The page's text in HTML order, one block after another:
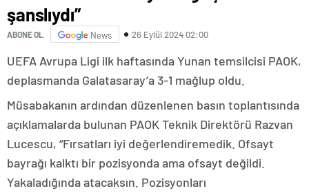
şanslıydı”
ABONE OL News 26 Eylül 2024 02:00
UEFA Avrupa Ligi ilk haftasında Yunan temsilcisi PAOK,
deplasmanda Galatasaray’a 3-1 mağlup oldu.
Müsabakanın ardından düzenlenen basın toplantısında
açıklamalarda bulunan PAOK Teknik Direktörü Razvan
Lucescu, “Fırsatları iyi değerlendiremedik. Ofsayt
bayrağı kalktı bir pozisyonda ama ofsayt değildi.
Yakaladığında atacaksın. Pozisyonları